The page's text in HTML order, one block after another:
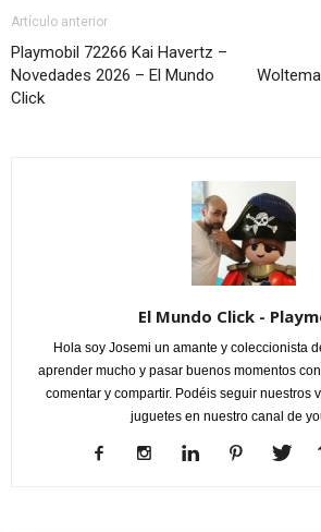
Artículo anterior
Playmobil 72266 Kai Havertz –
Novedades 2026 – El Mundo
Click
El Mundo Click -
Hola soy Josemi un amante y coleccionista
aprender mucho y pasar buenos momentos
comentar y compartir. Podéis seguir nuestros
juguetes en nuestro canal de